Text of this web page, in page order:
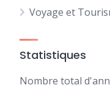
Voyage et
Statistiques
Nombre total